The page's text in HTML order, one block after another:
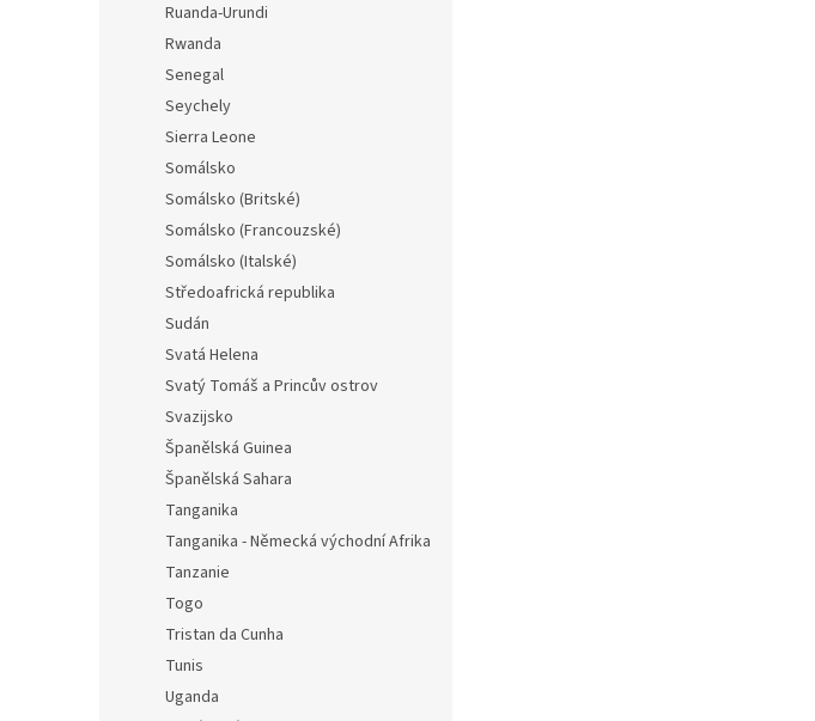
Ruanda-Urundi
Rwanda
Senegal
Seychely
Sierra Leone
Somálsko
Somálsko (Britské)
Somálsko (Francouzské)
Somálsko (Italské)
Středoafrická republika
Sudán
Svatá Helena
Svatý Tomáš a Princův ostrov
Svazijsko
Španělská Guinea
Španělská Sahara
Tanganika
Tanganika - Německá východní Afrika
Tanzanie
Togo
Tristan da Cunha
Tunis
Uganda